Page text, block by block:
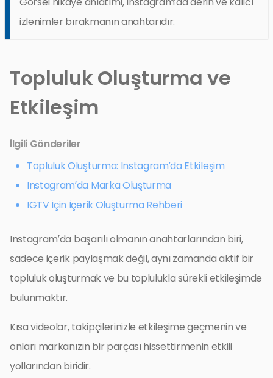
izlenimler bırakmanın anahtarıdır.
Topluluk Oluşturma ve
Etkileşim
İlgili Gönderiler
Topluluk Oluşturma: Instagram’da Etkileşim
Instagram’da Marka Oluşturma
IGTV İçin İçerik Oluşturma Rehberi
Instagram’da başarılı olmanın anahtarlarından biri,
sadece içerik paylaşmak değil, aynı zamanda aktif bir
topluluk oluşturmak ve bu toplulukla sürekli etkileşimde
bulunmaktır.
Kısa videolar, takipçilerinizle etkileşime geçmenin ve
onları markanızın bir parçası hissettirmenin etkili
yollarından biridir.